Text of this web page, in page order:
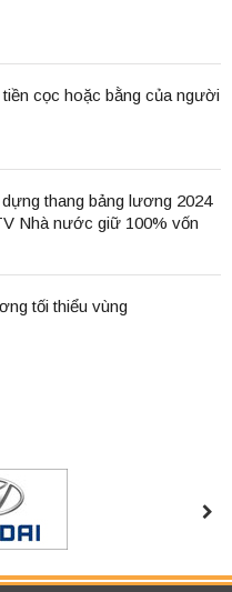
cọc hoặc bằng của người
thang bảng lương 2024
Nhà nước giữ 100% vốn
tối thiểu vùng